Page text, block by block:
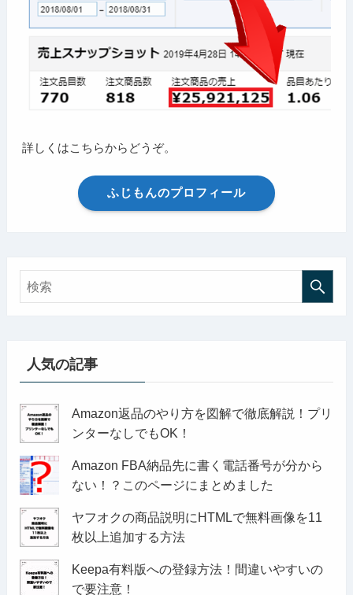
詳しくはこちらからどうぞ。
ふじもんのプロフィール
人気の記事
Amazon返品のやり方を図解で徹底解説！プリ
ンターなしでもOK！
Amazon FBA納品先に書く電話番号が分から
ない！？このページにまとめました
ヤフオクの商品説明にHTMLで無料画像を11
枚以上追加する方法
Keepa有料版への登録方法！間違いやすいの
で要注意！